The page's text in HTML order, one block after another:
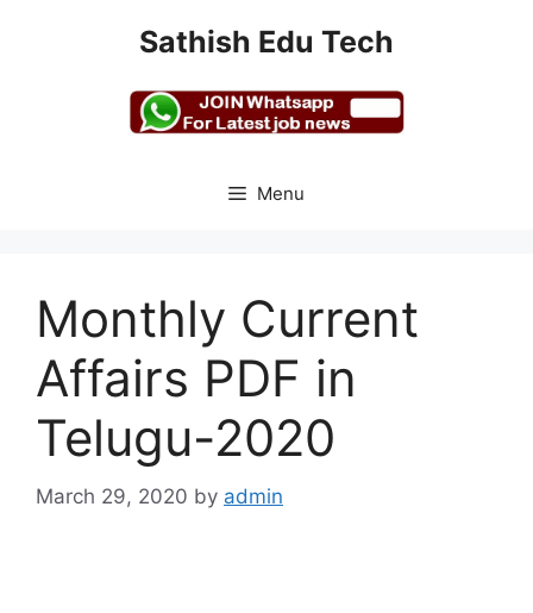
Sathish Edu Tech
Menu
Monthly Current
Affairs PDF in
Telugu-2020
March 29, 2020 by admin